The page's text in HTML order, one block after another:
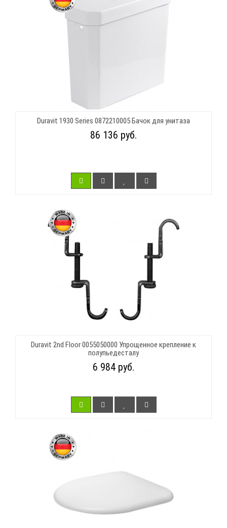
Duravit 1930 Series 0872210005 Бачок для унитаза
86 136 руб.
Duravit 2nd Floor 0055050000 Упрощенное крепление к
полупьедесталу
6 984 руб.